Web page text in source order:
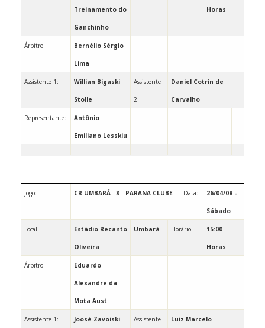
Treinamento do
Ganchinho
Horas
Árbitro: Bernélio Sérgio
Lima
Assistente 1: Willian Bigaski
Stolle
Assistente
2:
Daniel Cotrin de
Carvalho
Representante: Antônio
Emiliano Lesskiu
Jogo: CR UMBARÁ X PARANA CLUBE Data: 26/04/08 –
Sábado
Local: Estádio Recanto
Oliveira
Umbará Horário: 15:00
Horas
Árbitro: Eduardo
Alexandre da
Mota Aust
Assistente 1: Joosé Zavoiski Assistente Luiz Marcelo